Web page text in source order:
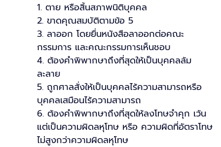
1. ตาย หรือสิ้นสภาพนิติบุคคล
2. ขาดคุณสมบัติตามข้อ 5
3. ลาออก โดยยื่นหนังสือลาออกต่อคณะ
กรรมการ และคณะกรรมการเห็นชอบ
4. ต้องคำพิพากษาถึงที่สุดให้เป็นบุคคลล้ม
ละลาย
5. ถูกศาลสั่งให้เป็นบุคคลไร้ความสามารถหรือ
บุคคลเสมือนไร้ความสามารถ
6. ต้องคำพิพากษาถึงที่สุดให้ลงโทษจำคุก เว้น
แต่เป็นความผิดลหุโทษ หรือ ความผิดที่อัตราโทษ
ไม่สูงกว่าความผิดลหุโทษ